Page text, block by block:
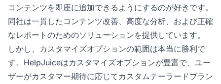
コンテンツを即座に追加できるようにするのが好きです。
同社は一貫したコンテンツ改善、高度な分析、および正確
なレポートのためのソリューションを提供しています。
しかし、カスタマイズオプションの範囲は本当に勝利で
す。HelpJuiceはカスタマイズオプションが豊富で、ユー
ザーがカスタマー期待に応じてカスタムテーラードブラン